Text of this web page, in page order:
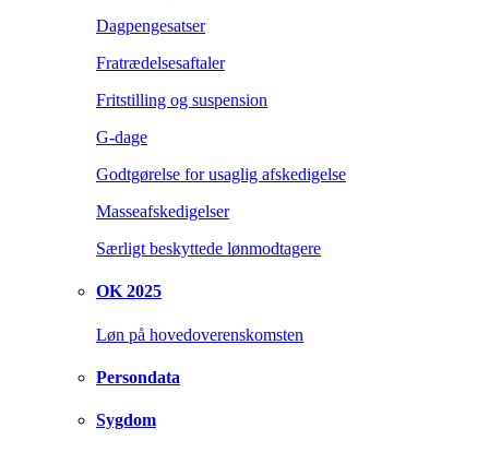
Dagpengesatser
Fratrædelsesaftaler
Fritstilling og suspension
G-dage
Godtgørelse for usaglig afskedigelse
Masseafskedigelser
Særligt beskyttede lønmodtagere
OK 2025
Løn på hovedoverenskomsten
Persondata
Sygdom